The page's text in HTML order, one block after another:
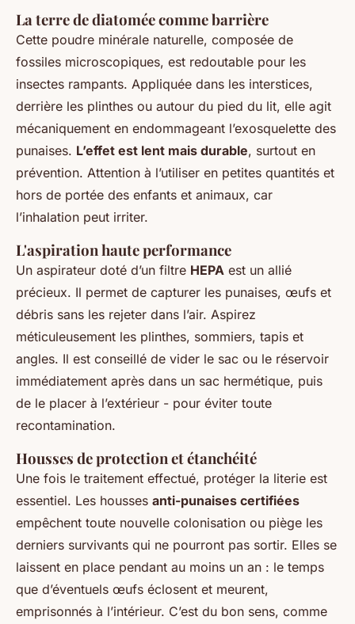
La terre de diatomée comme barrière
Cette poudre minérale naturelle, composée de
fossiles microscopiques, est redoutable pour les
insectes rampants. Appliquée dans les interstices,
derrière les plinthes ou autour du pied du lit, elle agit
mécaniquement en endommageant l’exosquelette des
punaises. L’effet est lent mais durable, surtout en
prévention. Attention à l’utiliser en petites quantités et
hors de portée des enfants et animaux, car
l’inhalation peut irriter.
L'aspiration haute performance
Un aspirateur doté d’un filtre HEPA est un allié
précieux. Il permet de capturer les punaises, œufs et
débris sans les rejeter dans l’air. Aspirez
méticuleusement les plinthes, sommiers, tapis et
angles. Il est conseillé de vider le sac ou le réservoir
immédiatement après dans un sac hermétique, puis
de le placer à l’extérieur - pour éviter toute
recontamination.
Housses de protection et étanchéité
Une fois le traitement effectué, protéger la literie est
essentiel. Les housses anti-punaises certifiées
empêchent toute nouvelle colonisation ou piège les
derniers survivants qui ne pourront pas sortir. Elles se
laissent en place pendant au moins un an : le temps
que d’éventuels œufs éclosent et meurent,
emprisonnés à l’intérieur. C’est du bon sens, comme